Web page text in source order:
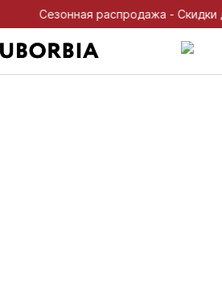
Сезонная распродажа - Скидки до